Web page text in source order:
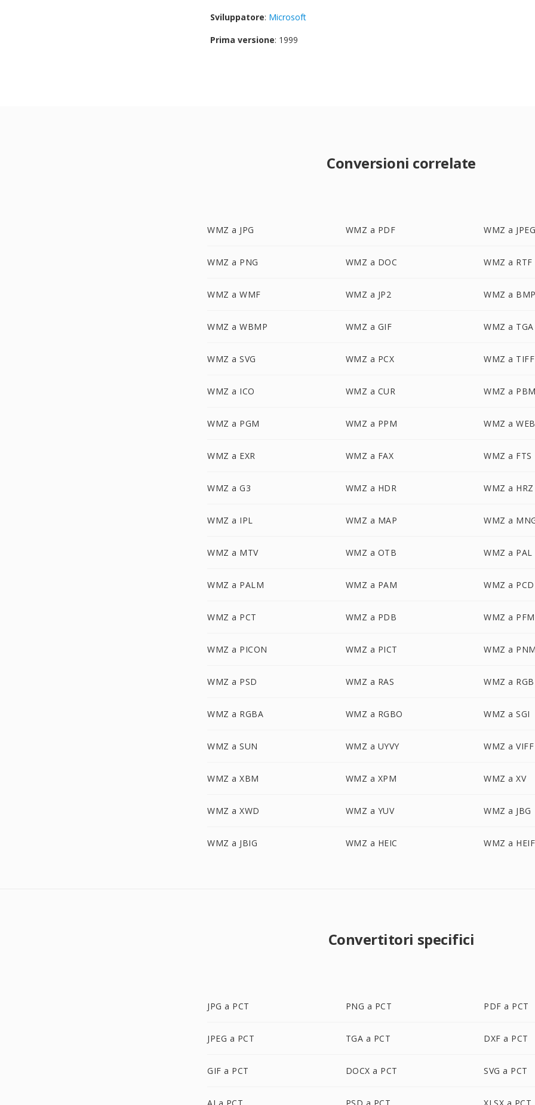
Sviluppatore: Microsoft
Prima versione: 1999
Conversioni correlate
WMZ a JPG WMZ a PDF WMZ a
WMZ a PNG WMZ a DOC WMZ a RTF
WMZ a WMF WMZ a JP2 WMZ a
WMZ a WBMP WMZ a GIF WMZ a TGA
WMZ a SVG WMZ a PCX WMZ a TIFF
WMZ a ICO WMZ a CUR WMZ a
WMZ a PGM WMZ a PPM WMZ a
WMZ a EXR WMZ a FAX WMZ a FTS
WMZ a G3 WMZ a HDR WMZ a HRZ
WMZ a IPL WMZ a MAP WMZ a
WMZ a MTV WMZ a OTB WMZ a PAL
WMZ a PALM WMZ a PAM WMZ a PCD
WMZ a PCT WMZ a PDB WMZ a PFM
WMZ a PICON WMZ a PICT WMZ a
WMZ a PSD WMZ a RAS WMZ a RGB
WMZ a RGBA WMZ a RGBO WMZ a SGI
WMZ a SUN WMZ a UYVY WMZ a VIFF
WMZ a XBM WMZ a XPM WMZ a XV
WMZ a XWD WMZ a YUV WMZ a JBG
WMZ a JBIG WMZ a HEIC WMZ a HEIF
Convertitori specifici
JPG a PCT PNG a PCT PDF a PCT
JPEG a PCT TGA a PCT DXF a PCT
GIF a PCT DOCX a PCT SVG a PCT